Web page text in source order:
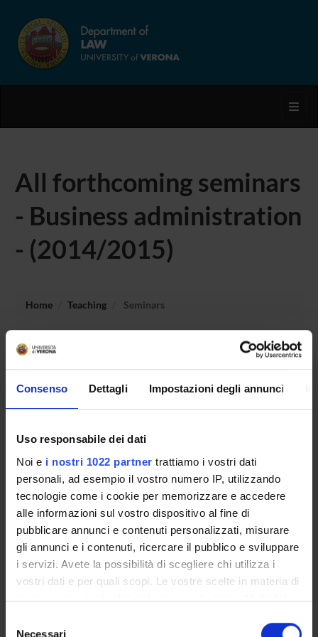
Consenso Dettagli Impostazioni degli annunci
Uso responsabile dei dati
Noi e i nostri 1022 partner trattiamo i vostri dati
personali, ad esempio il vostro numero IP, utilizzando
tecnologie come i cookie per memorizzare e accedere
alle informazioni sul vostro dispositivo al fine di
pubblicare annunci e contenuti personalizzati, misurare
gli annunci e i contenuti, ricercare il pubblico e sviluppare
i servizi. Avete la possibilità di scegliere chi utilizza i
vostri dati e per quali scopi. Le vostre scelte in materia di
privacy sono applicabili solo su questa proprietà digitale
modificare o revocare il proprio consenso in qualsiasi
Necessari
All forthcoming seminars
- Business administration
- (2014/2015)
Home Teaching Seminars
No recent seminar found relating to teaching Business
COURSES
PHD PROGRAMMES AND POSTGRADUATE
TRAINING
People
Places
Calendar